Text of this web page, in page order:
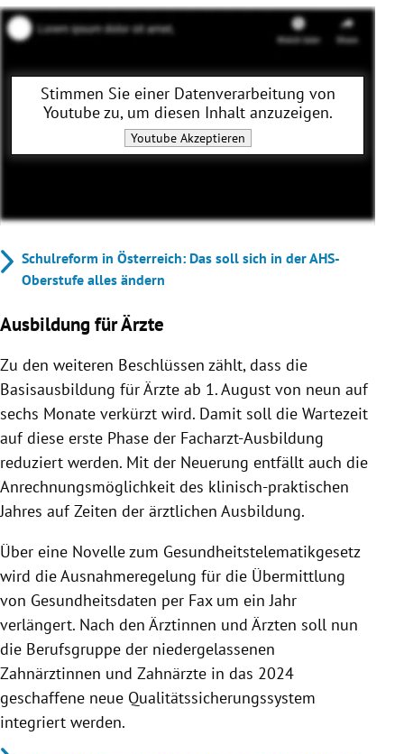
Stimmen Sie einer Datenverarbeitung von
Youtubezu, um diesen Inhalt anzuzeigen.
YoutubeAkzeptieren
Schulreform in Österreich: Das soll sich in der AHS-
Oberstufe alles ändern
Ausbildung für Ärzte
Zu den weiteren Beschlüssen zählt, dass die
Basisausbildung für Ärzte ab 1. August von neun auf
sechs Monate verkürzt wird. Damit soll die Wartezeit
auf diese erste Phase der Facharzt-Ausbildung
reduziert werden. Mit der Neuerung entfällt auch die
Anrechnungsmöglichkeit des klinisch-praktischen
Jahres auf Zeiten der ärztlichen Ausbildung.
Über eine Novelle zum Gesundheitstelematikgesetz
wird die Ausnahmeregelung für die Übermittlung
von Gesundheitsdaten per Fax um ein Jahr
verlängert. Nach den Ärztinnen und Ärzten soll nun
die Berufsgruppe der niedergelassenen
Zahnärztinnen und Zahnärzte in das 2024
geschaffene neue Qualitätssicherungssystem
integriert werden.